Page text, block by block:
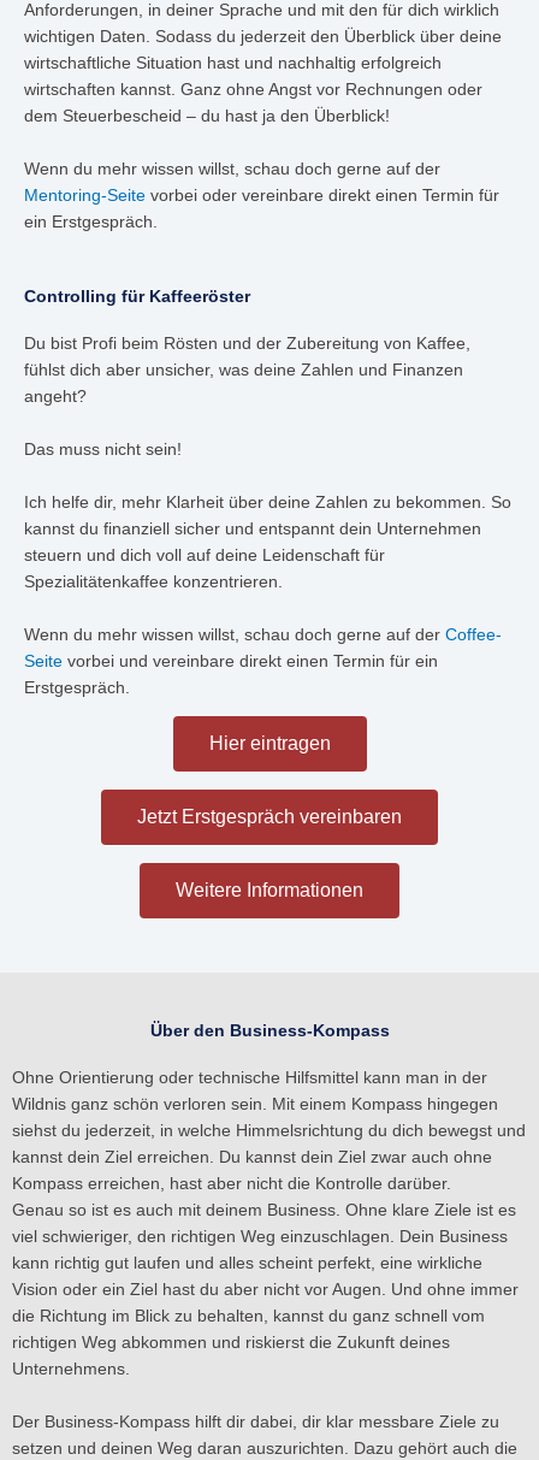
Anforderungen, in deiner Sprache und mit den für dich wirklich
wichtigen Daten. Sodass du jederzeit den Überblick über deine
wirtschaftliche Situation hast und nachhaltig erfolgreich
wirtschaften kannst. Ganz ohne Angst vor Rechnungen oder
dem Steuerbescheid – du hast ja den Überblick!
Wenn du mehr wissen willst, schau doch gerne auf der
Mentoring-Seite vorbei oder vereinbare direkt einen Termin für
ein Erstgespräch.
Controlling für Kaffeeröster
Du bist Profi beim Rösten und der Zubereitung von Kaffee,
fühlst dich aber unsicher, was deine Zahlen und Finanzen
angeht?
Das muss nicht sein!
Ich helfe dir, mehr Klarheit über deine Zahlen zu bekommen. So
kannst du finanziell sicher und entspannt dein Unternehmen
steuern und dich voll auf deine Leidenschaft für
Spezialitätenkaffee konzentrieren.
Wenn du mehr wissen willst, schau doch gerne auf der Coffee-
Seite vorbei und vereinbare direkt einen Termin für ein
Erstgespräch.
Hier eintragen
Jetzt Erstgespräch vereinbaren
Weitere Informationen
Über den Business-Kompass
Ohne Orientierung oder technische Hilfsmittel kann man in der
Wildnis ganz schön verloren sein. Mit einem Kompass hingegen
siehst du jederzeit, in welche Himmelsrichtung du dich bewegst und
kannst dein Ziel erreichen. Du kannst dein Ziel zwar auch ohne
Kompass erreichen, hast aber nicht die Kontrolle darüber.
Genau so ist es auch mit deinem Business. Ohne klare Ziele ist es
viel schwieriger, den richtigen Weg einzuschlagen. Dein Business
kann richtig gut laufen und alles scheint perfekt, eine wirkliche
Vision oder ein Ziel hast du aber nicht vor Augen. Und ohne immer
die Richtung im Blick zu behalten, kannst du ganz schnell vom
richtigen Weg abkommen und riskierst die Zukunft deines
Unternehmens.
Der Business-Kompass hilft dir dabei, dir klar messbare Ziele zu
setzen und deinen Weg daran auszurichten. Dazu gehört auch die